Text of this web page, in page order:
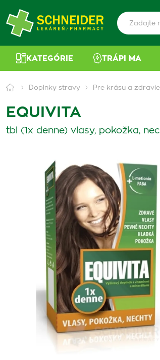
KATEGÓRIE TRÁPI MA
Doplnky stravy Pre krásu a zdravie
EQUIVITA
tbl (1x denne) vlasy, pokožka,